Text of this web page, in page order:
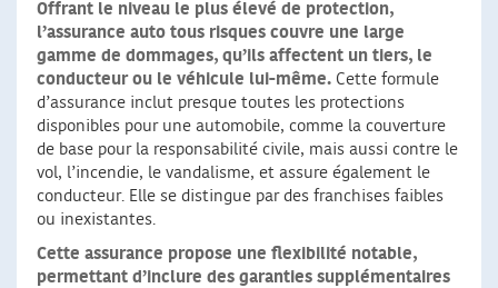
Offrant le niveau le plus élevé de protection,
l’assurance auto tous risques couvre une large
gamme de dommages, qu’ils affectent un tiers, le
conducteur ou le véhicule lui-même. Cette formule
d’assurance inclut presque toutes les protections
disponibles pour une automobile, comme la couverture
de base pour la responsabilité civile, mais aussi contre le
vol, l’incendie, le vandalisme, et assure également le
conducteur. Elle se distingue par des franchises faibles
ou inexistantes.
Cette assurance propose une flexibilité notable,
permettant d’inclure des garanties supplémentaires